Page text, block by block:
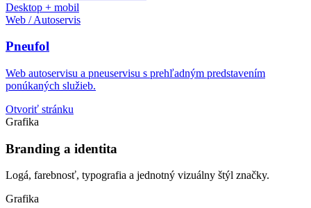
Desktop + mobil
Web / Autoservis
Pneufol
Web autoservisu a pneuservisu s prehľadným predstavením
ponúkaných služieb.
Otvoriť stránku
Grafika
Branding a identita
Logá, farebnosť, typografia a jednotný vizuálny štýl značky.
Grafika